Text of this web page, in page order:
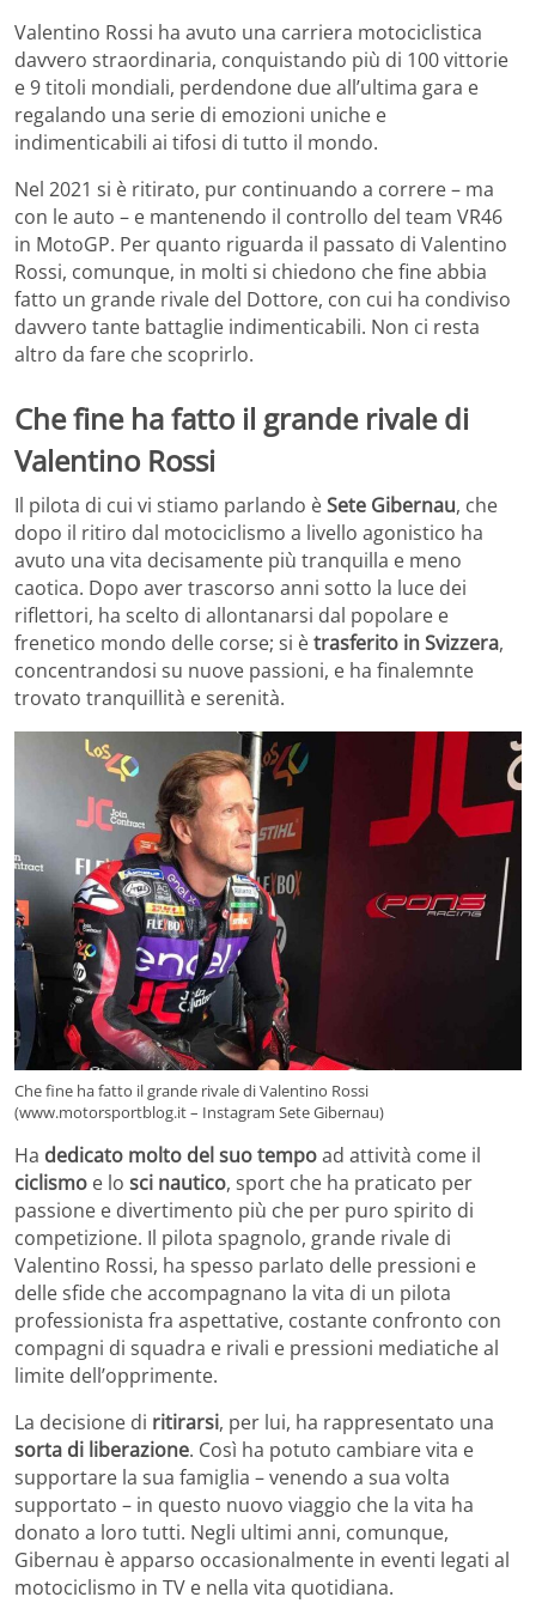
Valentino Rossi ha avuto una carriera motociclistica
davvero straordinaria, conquistando più di 100 vittorie
e 9 titoli mondiali, perdendone due all’ultima gara e
regalando una serie di emozioni uniche e
indimenticabili ai tifosi di tutto il mondo.
Nel 2021 si è ritirato, pur continuando a correre – ma
con le auto – e mantenendo il controllo del team VR46
in MotoGP. Per quanto riguarda il passato di Valentino
Rossi, comunque, in molti si chiedono che fine abbia
fatto un grande rivale del Dottore, con cui ha condiviso
davvero tante battaglie indimenticabili. Non ci resta
altro da fare che scoprirlo.
Che fine ha fatto il grande rivale di
Valentino Rossi
Il pilota di cui vi stiamo parlando èSete Gibernau, che
dopo il ritiro dal motociclismo a livello agonistico ha
avuto una vita decisamente più tranquilla e meno
caotica. Dopo aver trascorso anni sotto la luce dei
riflettori, ha scelto di allontanarsi dal popolare e
frenetico mondo delle corse; si ètrasferito in Svizzera,
concentrandosi su nuove passioni, e ha finalemnte
trovato tranquillità e serenità.
Che fine ha fatto il grande rivale di Valentino Rossi
(www.motorsportblog.it – Instagram Sete Gibernau)
Ha dedicato molto del suo tempoad attività come il
ciclismo e lo sci nautico, sport che ha praticato per
passione e divertimento più che per puro spirito di
competizione. Il pilota spagnolo, grande rivale di
Valentino Rossi, ha spesso parlato delle pressioni e
delle sfide che accompagnano la vita di un pilota
professionista fra aspettative, costante confronto con
compagni di squadra e rivali e pressioni mediatiche al
limite dell’opprimente.
La decisione di ritirarsi, per lui, ha rappresentato una
sorta di liberazione. Così ha potuto cambiare vita e
supportare la sua famiglia – venendo a sua volta
supportato – in questo nuovo viaggio che la vita ha
donato a loro tutti. Negli ultimi anni, comunque,
Gibernau è apparso occasionalmente in eventi legati al
motociclismo in TV e nella vita quotidiana.